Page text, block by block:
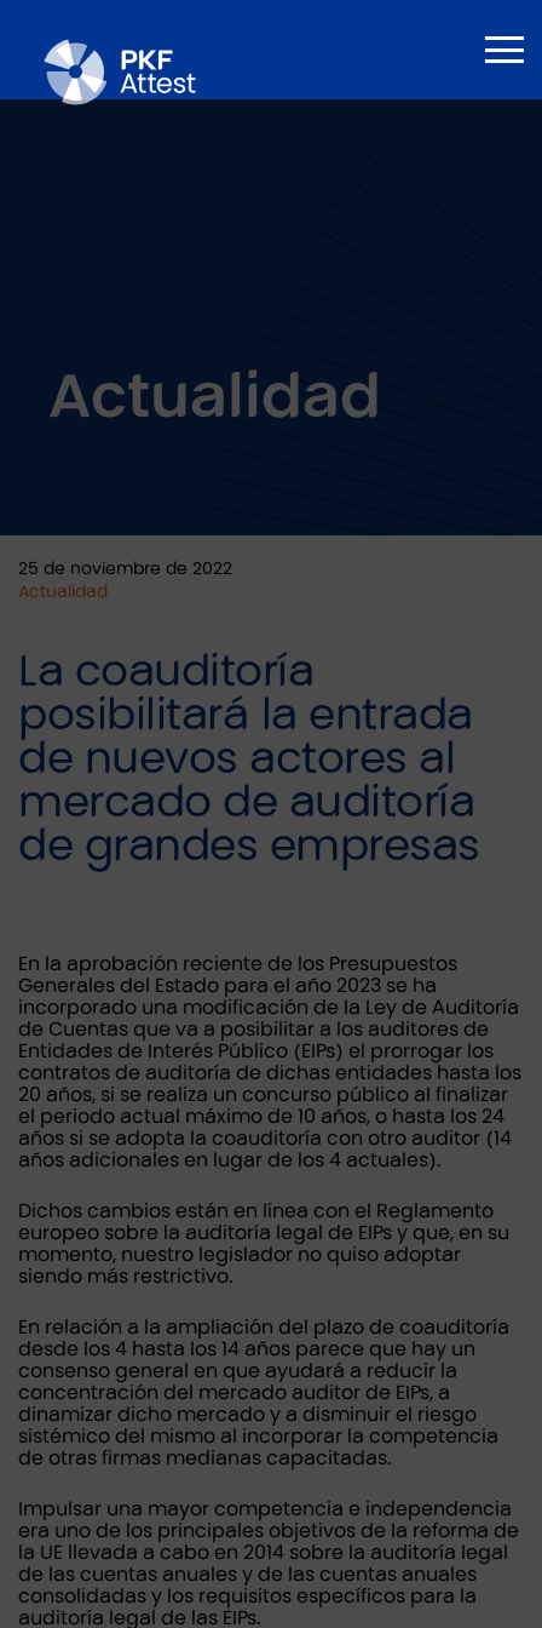
Actualidad
25 de noviembre de 2022
Actualidad
La coauditoría
posibilitará la entrada
de nuevos actores al
mercado de auditoría
de grandes empresas
En la aprobación reciente de los Presupuestos
Generales del Estado para el año 2023 se ha
incorporado una modificación de la Ley de Auditoría
de Cuentas que va a posibilitar a los auditores de
Entidades de Interés Público (EIPs) el prorrogar los
contratos de auditoría de dichas entidades hasta los
20 años, si se realiza un concurso público al finalizar
el periodo actual máximo de 10 años, o hasta los 24
años si se adopta la coauditoría con otro auditor (14
años adicionales en lugar de los 4 actuales).
Dichos cambios están en línea con el Reglamento
europeo sobre la auditoría legal de EIPs y que, en su
momento, nuestro legislador no quiso adoptar
siendo más restrictivo.
En relación a la ampliación del plazo de coauditoría
desde los 4 hasta los 14 años parece que hay un
consenso general en que ayudará a reducir la
concentración del mercado auditor de EIPs, a
dinamizar dicho mercado y a disminuir el riesgo
sistémico del mismo al incorporar la competencia
de otras firmas medianas capacitadas.
Impulsar una mayor competencia e independencia
era uno de los principales objetivos de la reforma de
la UE llevada a cabo en 2014 sobre la auditoría legal
de las cuentas anuales y de las cuentas anuales
consolidadas y los requisitos específicos para la
auditoría legal de las EIPs.